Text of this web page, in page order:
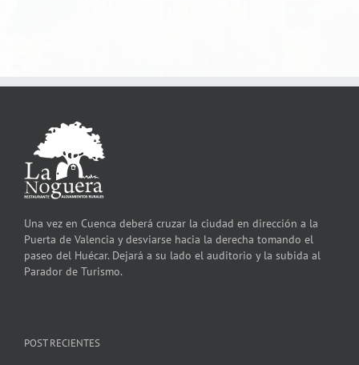
Una vez en Cuenca deberá cruzar la ciudad en dirección a la
Puerta de Valencia y desviarse hacia la derecha tomando el
paseo del Huécar. Dejará a su lado el auditorio y la subida al
Parador de Turismo.
POST RECIENTES